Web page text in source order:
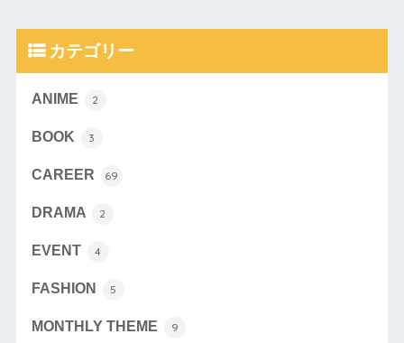
カテゴリー
ANIME 2
BOOK 3
CAREER 69
DRAMA 2
EVENT 4
FASHION 5
MONTHLY THEME 9